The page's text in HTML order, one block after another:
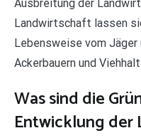
Ausbreitung der
Landwirtschaft lassen
Lebensweise vom Jäger
Ackerbauern und
Was sind die
Entwicklung der